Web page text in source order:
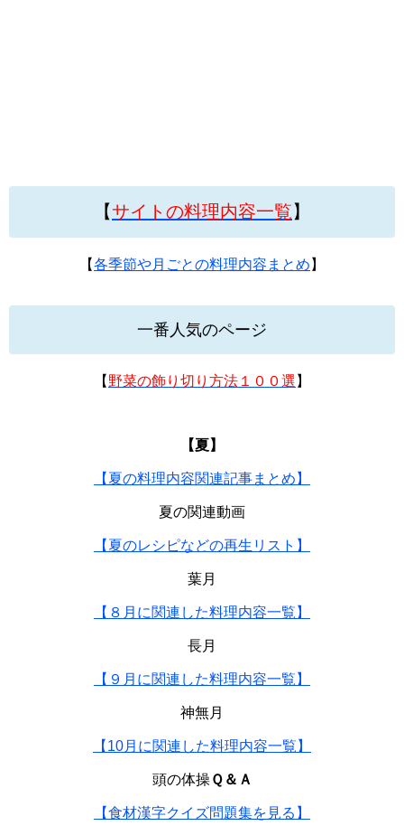
【サイトの料理内容一覧】
【各季節や月ごとの料理内容まとめ 】
一番人気のページ
【 野菜の飾り切り方法１００選 】
【夏】
【夏の料理内容関連記事まとめ】
夏の関連動画
【夏のレシピなどの再生リスト】
葉月
【８月に関連した料理内容一覧】
長月
【９月に関連した料理内容一覧】
神無月
【10月に関連した料理内容一覧】
頭の体操Ｑ＆Ａ
【食材漢字クイズ問題集を見る】